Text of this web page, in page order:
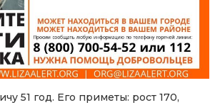
51 год. Его приметы: рост 170,